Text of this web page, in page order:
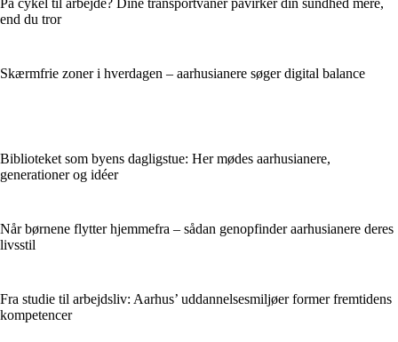
På cykel til arbejde? Dine transportvaner påvirker din sundhed mere,
end du tror
Skærmfrie zoner i hverdagen – aarhusianere søger digital balance
Biblioteket som byens dagligstue: Her mødes aarhusianere,
generationer og idéer
Når børnene flytter hjemmefra – sådan genopfinder aarhusianere deres
livsstil
Fra studie til arbejdsliv: Aarhus’ uddannelsesmiljøer former fremtidens
kompetencer